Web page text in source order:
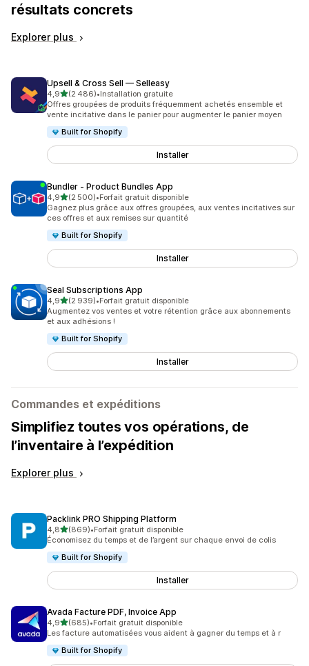
résultats concrets
Explorer plus
Upsell & Cross Sell — Selleasy
4,9étoile(s) sur 5
(2 486)
2486 avis au total
•Installation gratuite
Offres groupées de produits fréquemment achetés ensemble et
vente incitative dans le panier pour augmenter le panier moyen
Built for Shopify
Installer
Bundler ‑ Product Bundles App
4,9étoile(s) sur 5
(2 500)
2500 avis au total
•Forfait gratuit disponible
Gagnez plus grâce aux offres groupées, aux ventes incitatives sur
ces offres et aux remises sur quantité
Built for Shopify
Installer
Seal Subscriptions App
4,9étoile(s) sur 5
(2 939)
2939 avis au total
•Forfait gratuit disponible
Augmentez vos ventes et votre rétention grâce aux abonnements
et aux adhésions !
Built for Shopify
Installer
Commandes et expéditions
Simplifiez toutes vos opérations, de
l’inventaire à l’expédition
Explorer plus
Packlink PRO Shipping Platform
4,8étoile(s) sur 5
(869)
869 avis au total
•Forfait gratuit disponible
Économisez du temps et de l’argent sur chaque envoi de colis
Built for Shopify
Installer
Avada Facture PDF, Invoice App
4,9étoile(s) sur 5
(685)
685 avis au total
•Forfait gratuit disponible
Les facture automatisées vous aident à gagner du temps et à r
Built for Shopify